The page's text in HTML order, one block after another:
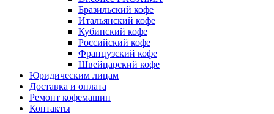
Бразильский кофе
Итальянский кофе
Кубинский кофе
Российский кофе
Французский кофе
Швейцарский кофе
Юридическим лицам
Доставка и оплата
Ремонт кофемашин
Контакты